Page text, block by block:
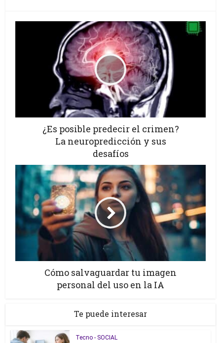
¿Es posible predecir el crimen?
La neuropredicción y sus
desafíos
Cómo salvaguardar tu imagen
personal del uso en la IA
Te puede interesar
Tecno - SOCIAL